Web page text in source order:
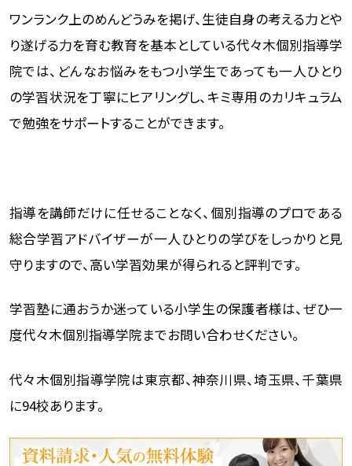
ワンランク上のめんどうみを掲げ、生徒自身の考える力とや
り遂げる力を育む教育を基本としている代々木個別指導学
院では、どんなお悩みをもつ小学生であっても一人ひとり
の学習状況を丁寧にヒアリングし、キミ専用のカリキュラム
で勉強をサポートすることができます。
指導を講師だけに任せることなく、個別指導のプロである
総合学習アドバイザーが一人ひとりの学びをしっかりと見
守りますので、高い学習効果が得られると評判です。
学習塾に通おうか迷っている小学生の保護者様は、ぜひ一
度代々木個別指導学院までお問い合わせください。
代々木個別指導学院は東京都、神奈川県、埼玉県、千葉県
に94校あります。